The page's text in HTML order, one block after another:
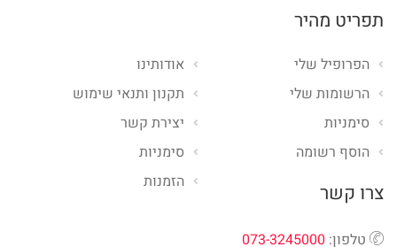
תפריט מהיר
אודותינו
תקנון ותנאי שימוש
יצירת קשר
סימניות
הזמנות
הפרופיל שלי
הרשומות שלי
סימניות
הוסף רשומה
צרו קשר
טלפון: 073-3245000